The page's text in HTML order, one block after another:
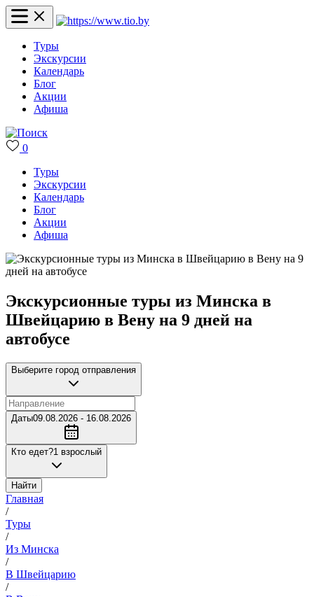
Туры
Экскурсии
Календарь
Блог
Акции
Афиша
0
Туры
Экскурсии
Календарь
Блог
Акции
Афиша
Экскурсионные туры из Минска в
Швейцарию в Вену на 9 дней на
автобусе
Выберите город отправления
Даты09.08.2026 - 16.08.2026
Кто едет?1 взрослый
Найти
Главная
/
Туры
/
Из Минска
/
В Швейцарию
/